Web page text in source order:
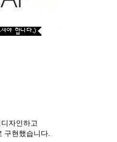
자인하고
구현했습니다.